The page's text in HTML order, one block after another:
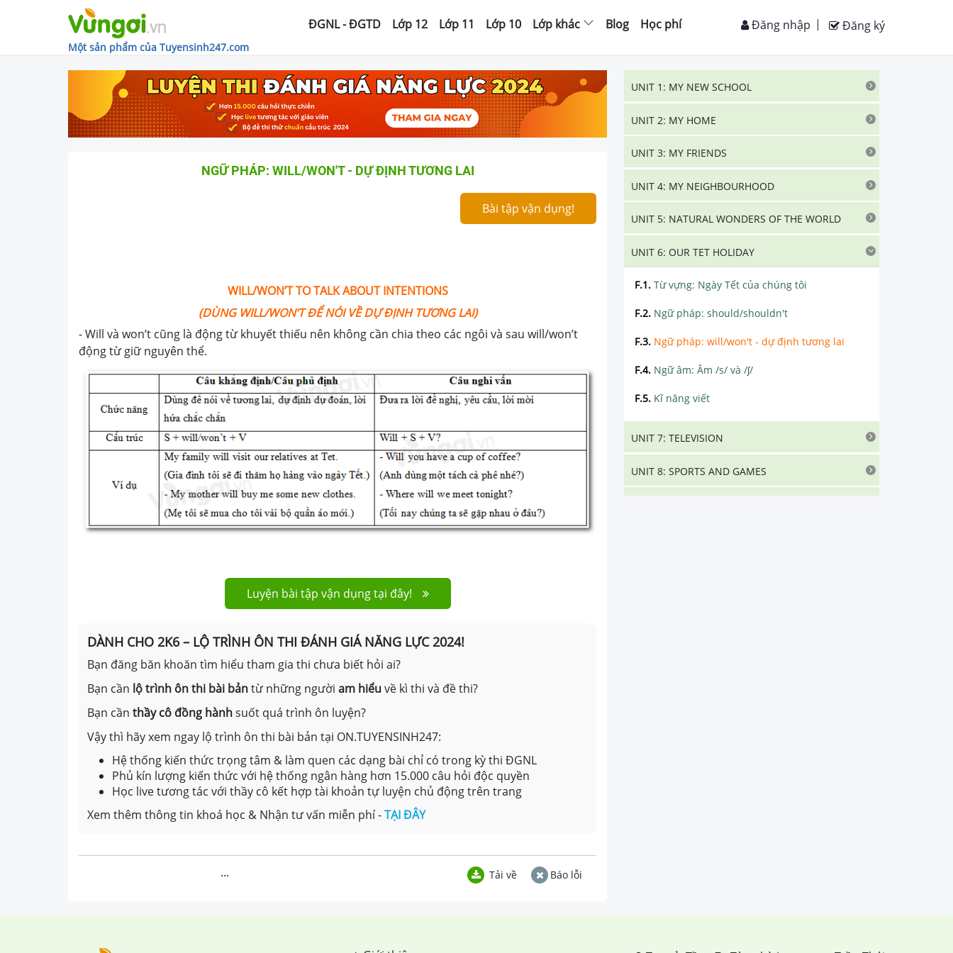
Một sản phẩm của Tuyensinh247.com
ĐGNL - ĐGTD Lớp 12 Lớp 11 Lớp 10 Lớp khác Blog Học phí Đăng ký
Đăng nhập
NGỮ PHÁP: WILL/WON'T - DỰ ĐỊNH TƯƠNG LAI
Bài tập vận dụng!
WILL/WON’T TO TALK ABOUT INTENTIONS
(DÙNG WILL/WON’T ĐỂ NÓI VỀ DỰ ĐỊNH TƯƠNG LAI)
- Will và won’t cũng là động từ khuyết thiếu nên không cần chia theo các ngôi và sau will/won’t
động từ giữ nguyên thể.
Luyện bài tập vận dụng tại đây!
DÀNH CHO 2K6 – LỘ TRÌNH ÔN THI ĐÁNH GIÁ NĂNG LỰC 2024!
Bạn đăng băn khoăn tìm hiểu tham gia thi chưa biết hỏi ai?
Bạn cần lộ trình ôn thi bài bảntừ những người am hiểuvề kì thi và đề thi?
Bạn cần thầy cô đồng hànhsuốt quá trình ôn luyện?
Vậy thì hãy xem ngay lộ trình ôn thi bài bản tại ON.TUYENSINH247:
Hệ thống kiến thức trọng tâm & làm quen các dạng bài chỉ có trong kỳ thi ĐGNL
Phủ kín lượng kiến thức với hệ thống ngân hàng hơn 15.000 câu hỏi độc quyền
Học live tương tác với thầy cô kết hợp tài khoản tự luyện chủ động trên trang
Xem thêm thông tin khoá học & Nhận tư vấn miễn phí -TẠI ĐÂY
... Tải về Báo lỗi
UNIT 1: MY NEW SCHOOL
UNIT 2: MY HOME
UNIT 3: MY FRIENDS
UNIT 4: MY NEIGHBOURHOOD
UNIT 5: NATURAL WONDERS OF THE WORLD
UNIT 6: OUR TET HOLIDAY
F.1. Từ vựng: Ngày Tết của chúng tôi
F.2. Ngữ pháp: should/shouldn't
F.3. Ngữ pháp: will/won't - dự định tương lai
F.4. Ngữ âm: Âm /s/ và /ʃ/
F.5. Kĩ năng viết
UNIT 7: TELEVISION
UNIT 8: SPORTS AND GAMES